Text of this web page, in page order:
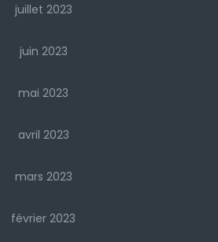
juillet 2023
juin 2023
mai 2023
avril 2023
mars 2023
février 2023